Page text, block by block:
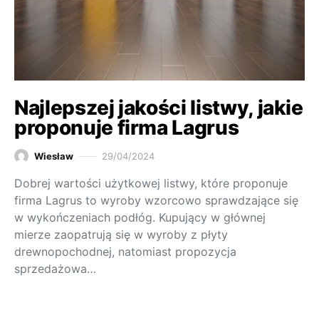
Najlepszej jakości listwy, jakie
proponuje firma Lagrus
Wiesław 29/04/2024
Dobrej wartości użytkowej listwy, które proponuje
firma Lagrus to wyroby wzorcowo sprawdzające się
w wykończeniach podłóg. Kupujący w głównej
mierze zaopatrują się w wyroby z płyty
drewnopochodnej, natomiast propozycja
sprzedażowa…